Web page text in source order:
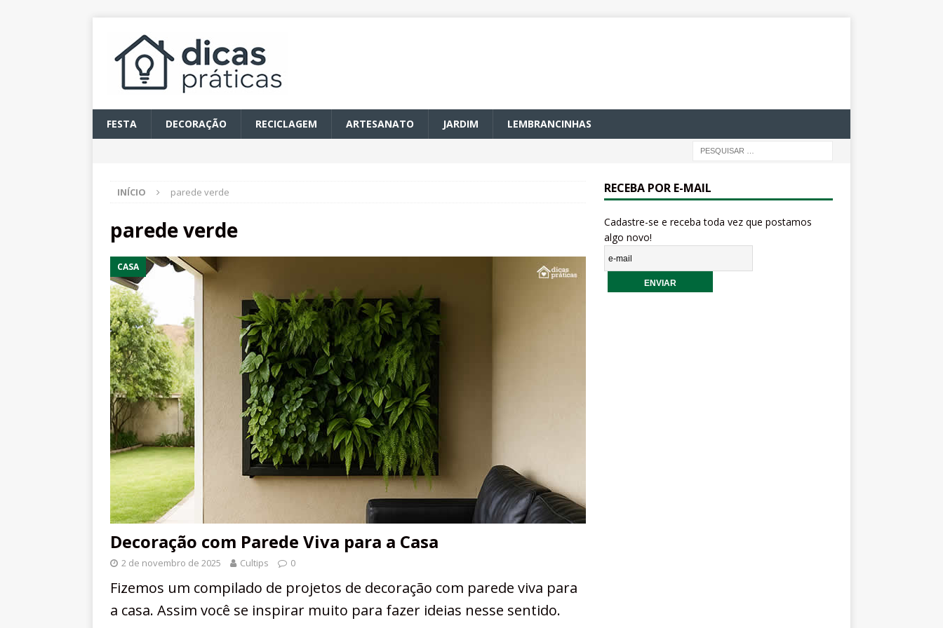
FESTA DECORAÇÃO RECICLAGEM ARTESANATO JARDIM LEMBRANCINHAS
INÍCIO parede verde
parede verde
CASA
Decoração com Parede Viva para a Casa
2 de novembro de 2025 Cultips 0
Fizemos um compilado de projetos de decoração com parede viva para
a casa. Assim você se inspirar muito para fazer ideias nesse sentido.
RECEBA POR E-MAIL
Cadastre-se e receba toda vez que postamos
algo novo!